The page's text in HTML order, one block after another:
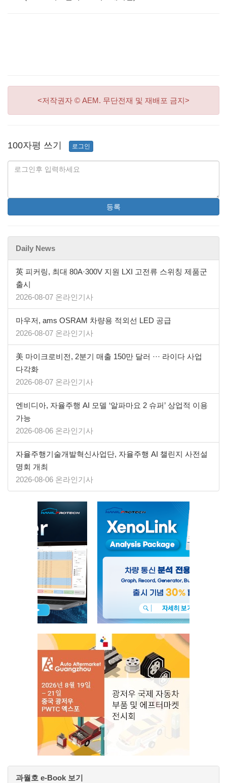
<저작권자 © AEM. 무단전재 및 재배포 금지>
100자평 쓰기 로그인
등록
Daily News
英 피커링, 최대 80A·300V 지원 LXI 고전류 스위칭 제품군
출시
2026-08-07 온라인기사
마우저, ams OSRAM 차량용 적외선 LED 공급
2026-08-07 온라인기사
美 마이크로비전, 2분기 매출 150만 달러 ··· 라이다 사업
다각화
2026-08-07 온라인기사
엔비디아, 자율주행 AI 모델 ‘알파마요 2 슈퍼’ 상업적 이용
가능
2026-08-06 온라인기사
자율주행기술개발혁신사업단, 자율주행 AI 챌린지 사전설
명회 개최
2026-08-06 온라인기사
과월호 e-Book 보기